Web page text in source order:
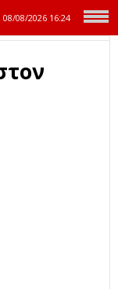
08/2026 16:24